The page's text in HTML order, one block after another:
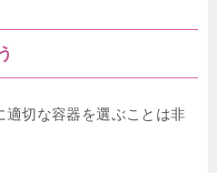
適切な容器を選ぶことは非